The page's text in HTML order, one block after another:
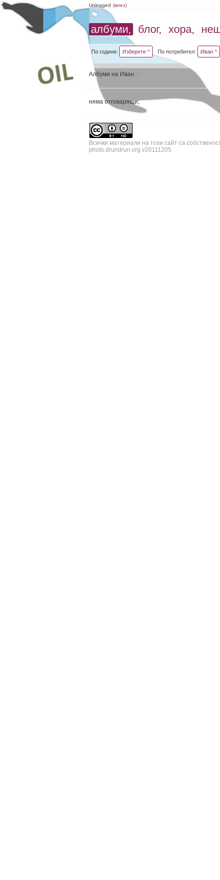
Unlogged (влез)
албуми, блог, хора,
По години: Изберете ^ По потребител: Иван ^
Албуми на Иван
няма отговарящи;
Всички материали на този сайт са
photo.drundrun.org v20111205